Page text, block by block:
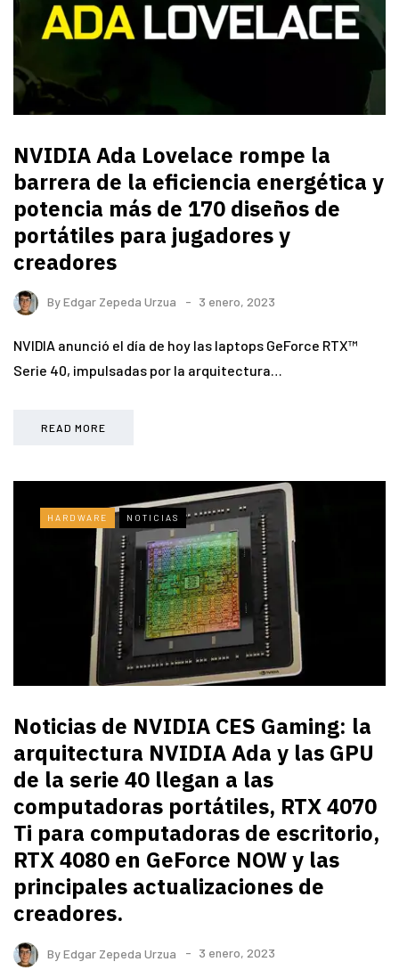
NVIDIA Ada Lovelace rompe la
barrera de la eficiencia energética y
potencia más de 170 diseños de
portátiles para jugadores y
creadores
ByEdgar Zepeda Urzua 3 enero, 2023
NVIDIA anunció el día de hoy las laptops GeForce RTX™
Serie 40, impulsadas por la arquitectura…
READ MORE
HARDWARE NOTICIAS
Noticias de NVIDIA CES Gaming: la
arquitectura NVIDIA Ada y las GPU
de la serie 40 llegan a las
computadoras portátiles, RTX 4070
Ti para computadoras de escritorio,
RTX 4080 en GeForce NOW y las
principales actualizaciones de
creadores.
ByEdgar Zepeda Urzua 3 enero, 2023